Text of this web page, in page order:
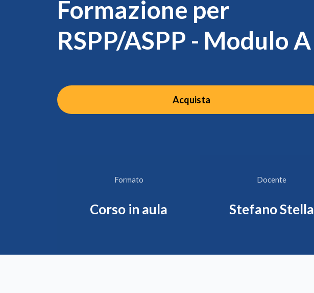
Formazione per
RSPP/ASPP - Modulo A
Acquista
Formato
Corso in aula
Docente
Stefano Stella